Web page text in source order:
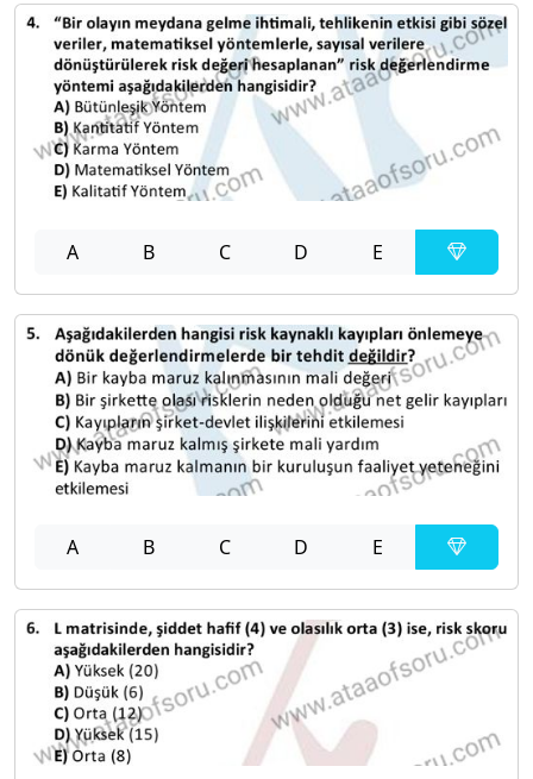
A B C D E
A B C D E